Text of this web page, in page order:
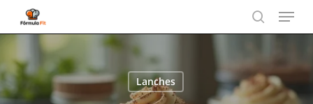
content
search
Menu
Lanches